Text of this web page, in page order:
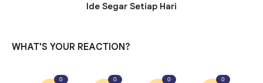
Ide Segar Setiap Hari
WHAT'S YOUR REACTION?
0 0 0 0